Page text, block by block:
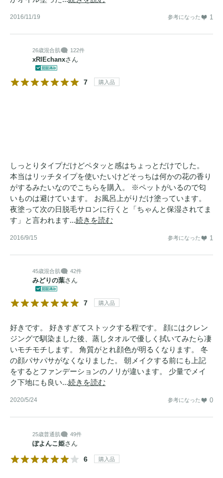
2016/11/19 参考になった 1
26歳混合肌 122件
xRIEchanxさん
7 購入品
しっとりタイプだけどペタッと感はちょっとだけでした。
本当はリッチタイプを使いたいけどそっちは何かの花の香り
がするみたいなのでこちらを購入。 ※ペットがいるので匂
いものは避けています。 お風呂上がりだけ塗っています。
夜塗って次の日脱毛サロンに行くと「ちゃんと保湿されてま
す」と言われます...続きを読む
2016/9/15 参考になった 1
45歳混合肌 42件
みどりの葉さん
7 購入品
好きです。 好きすぎてストックする程です。 顔にはクレン
ジングで馴染ました後、蒸しタオルで優しく拭いてみたら凄
いモチモチします。 角質がとれ顔色が明るくなります。 冬
の顔パサパサがなくなりました。 朝メイクする前にも上記
をするとファンデーションのノリが違います。 少量でメイ
ク下地にも良い...続きを読む
2020/5/24 参考になった 0
25歳普通肌 49件
ぽよんこ姫さん
6 購入品